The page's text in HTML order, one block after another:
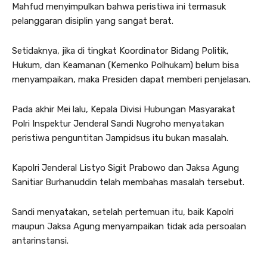
Mahfud menyimpulkan bahwa peristiwa ini termasuk
pelanggaran disiplin yang sangat berat.
Setidaknya, jika di tingkat Koordinator Bidang Politik,
Hukum, dan Keamanan (Kemenko Polhukam) belum bisa
menyampaikan, maka Presiden dapat memberi penjelasan.
Pada akhir Mei lalu, Kepala Divisi Hubungan Masyarakat
Polri Inspektur Jenderal Sandi Nugroho menyatakan
peristiwa penguntitan Jampidsus itu bukan masalah.
Kapolri Jenderal Listyo Sigit Prabowo dan Jaksa Agung
Sanitiar Burhanuddin telah membahas masalah tersebut.
Sandi menyatakan, setelah pertemuan itu, baik Kapolri
maupun Jaksa Agung menyampaikan tidak ada persoalan
antarinstansi.